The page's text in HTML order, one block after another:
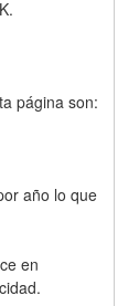
página son:
año lo que
en